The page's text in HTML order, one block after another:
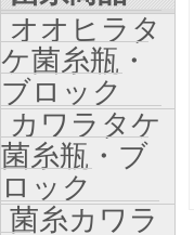
オオヒラタ
ケ菌糸瓶・
ブロック
カワラタケ
菌糸瓶・ブ
ロック
菌糸カワラ